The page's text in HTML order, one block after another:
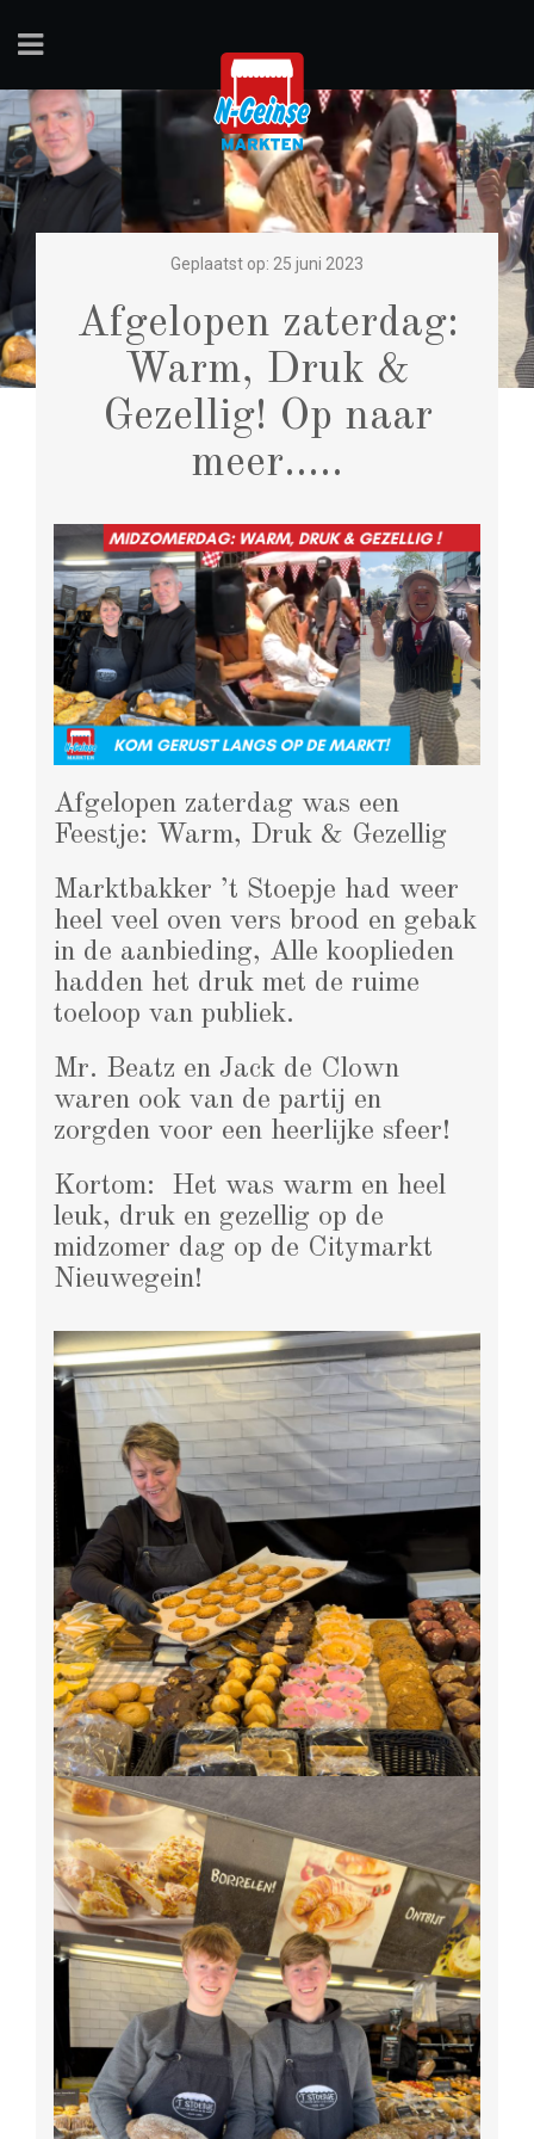
Geplaatst op: 25 juni 2023
Afgelopen zaterdag:
Warm, Druk &
Gezellig! Op naar
meer…..
Afgelopen zaterdag was een
Feestje: Warm, Druk & Gezellig
Marktbakker ’t Stoepje had weer
heel veel oven vers brood en gebak
in de aanbieding, Alle kooplieden
hadden het druk met de ruime
toeloop van publiek.
Mr. Beatz en Jack de Clown
waren ook van de partij en
zorgden voor een heerlijke sfeer!
Kortom: Het was warm en heel
leuk, druk en gezellig op de
midzomer dag op de Citymarkt
Nieuwegein!